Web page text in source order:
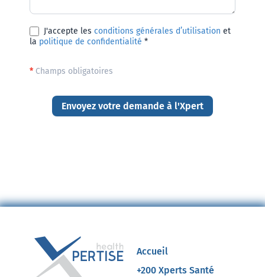
J'accepte les conditions générales d’utilisation et
la politique de confidentialité *
*Champs obligatoires
Envoyez votre demande à l'Xpert
Accueil
+200 Xperts Santé